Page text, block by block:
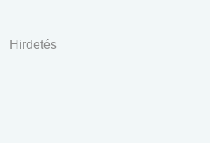
Hirdetés